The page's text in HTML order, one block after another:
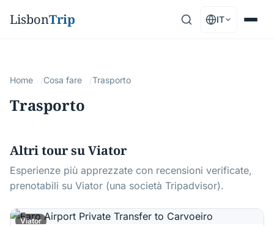
LisbonTrip IT
Home Cosa fare Trasporto
Trasporto
Altri tour su Viator
Esperienze più apprezzate con recensioni verificate,
prenotabili su Viator (una società Tripadvisor).
Viator